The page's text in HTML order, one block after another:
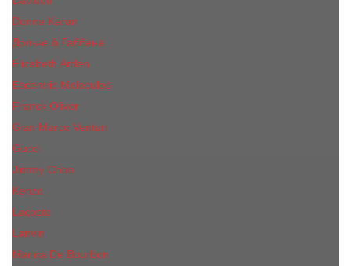
Donna Karan
Дольче & Габбана
Elizabeth Arden
Escentric Molecules
Franck Oliver
Gian Marco Venturi
Gucci
Jimmy Choo
Kenzo
Lacoste
Lanvin
Marina De Bourbon